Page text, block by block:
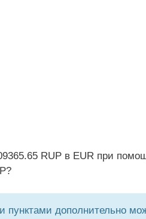
RUP в EUR при
дополнительно